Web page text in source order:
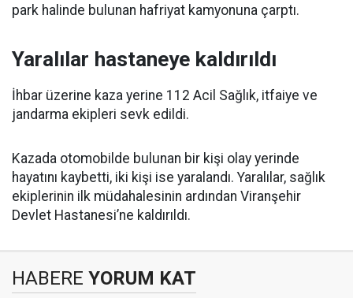
park halinde bulunan hafriyat kamyonuna çarptı.
Yaralılar hastaneye kaldırıldı
İhbar üzerine kaza yerine 112 Acil Sağlık, itfaiye ve
jandarma ekipleri sevk edildi.
Kazada otomobilde bulunan bir kişi olay yerinde
hayatını kaybetti, iki kişi ise yaralandı. Yaralılar, sağlık
ekiplerinin ilk müdahalesinin ardından Viranşehir
Devlet Hastanesi’ne kaldırıldı.
HABERE YORUM KAT